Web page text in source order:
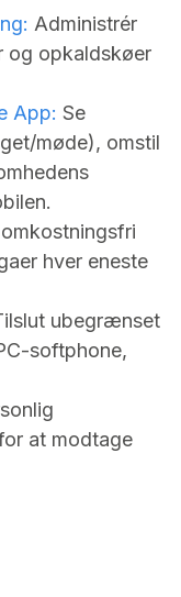
Administrér
og opkaldskøer
App: Se
møde), omstil
hver eneste
ubegrænset
softphone,
at modtage